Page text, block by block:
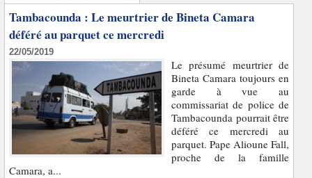
Tambacounda : Le meurtrier de Bineta Camara
déféré au parquet ce mercredi
22/05/2019
Le présumé meurtrier de
Bineta Camara toujours en
garde à vue au
commissariat de police de
Tambacounda pourrait être
déféré ce mercredi au
parquet. Pape Alioune Fall,
proche de la famille
Camara, a...